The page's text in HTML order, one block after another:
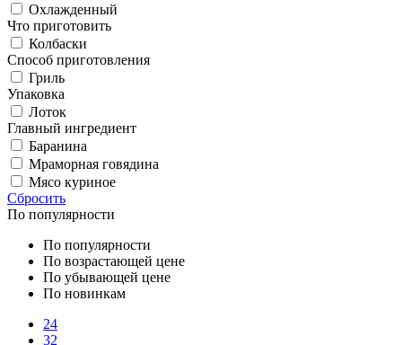
Охлажденный
Что приготовить
Колбаски
Cпособ приготовления
Гриль
Упаковка
Лоток
Главный ингредиент
Баранина
Мраморная говядина
Мясо куриное
Сбросить
По популярности
По популярности
По возрастающей цене
По убывающей цене
По новинкам
24
32